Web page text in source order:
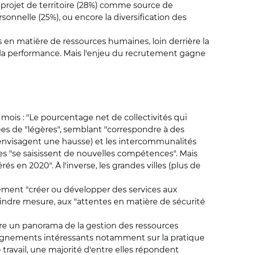
de territoire (28%) comme source de
(25%), ou encore la diversification des
matière de ressources humaines, loin derrière la
performance. Mais l'enjeu du recrutement gagne
: "Le pourcentage net de collectivités qui
de "légères", semblant "correspondre à des
une hausse) et les intercommunalités
"se saisissent de nouvelles compétences". Mais
en 2020". À l'inverse, les grandes villes (plus de
"créer ou développer des services aux
mesure, aux "attentes en matière de sécurité
un panorama de la gestion des ressources
intéressants notamment sur la pratique
une majorité d'entre elles répondent